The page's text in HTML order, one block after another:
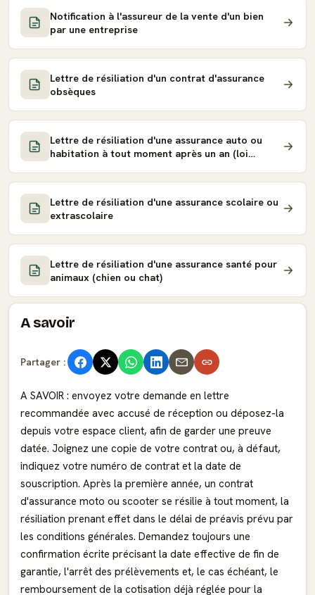
Notification à l'assureur de la vente d'un bien
par une entreprise
Lettre de résiliation d'un contrat d'assurance
obsèques
Lettre de résiliation d'une assurance auto ou
habitation à tout moment après un an (loi
Lettre de résiliation d'une assurance scolaire ou
extrascolaire
Lettre de résiliation d'une assurance santé pour
animaux (chien ou chat)
A savoir
Partager :
A SAVOIR : envoyez votre demande en lettre
recommandée avec accusé de réception ou déposez-la
depuis votre espace client, afin de garder une preuve
datée. Joignez une copie de votre contrat ou, à défaut,
indiquez votre numéro de contrat et la date de
souscription. Après la première année, un contrat
d'assurance moto ou scooter se résilie à tout moment, la
résiliation prenant effet dans le délai de préavis prévu par
les conditions générales. Demandez toujours une
confirmation écrite précisant la date effective de fin de
garantie, l'arrêt des prélèvements et, le cas échéant, le
remboursement de la cotisation déjà réglée pour la